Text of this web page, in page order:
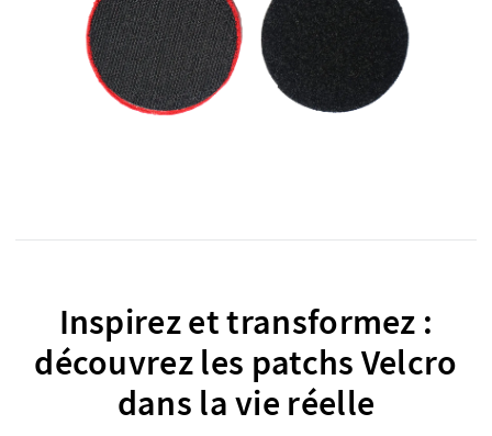
Inspirez et transformez :
découvrez les patchs Velcro
dans la vie réelle